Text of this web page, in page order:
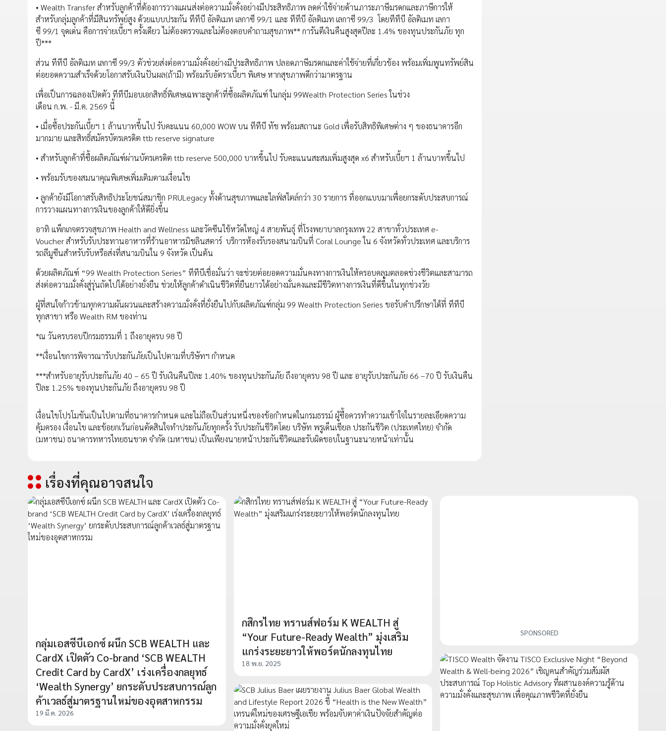
• Wealth Transfer สำหรับลูกค้าที่ต้องการวางแผนส่งต่อความมั่งคั่งอย่างมีประสิทธิภาพ ลดค่าใช้จ่ายด้านภาระภาษีมรดกและภาษีการให้
สำหรับกลุ่มลูกค้าที่มีสินทรัพย์สูง ด้วยแบบประกัน ทีทีบี อัลติเมท เลกาซี 99/1 และ ทีทีบี อัลติเมท เลกาซี 99/3 โดยทีทีบี อัลติเมท เลกา
ซี 99/1 จุดเด่น คือการจ่ายเบี้ยฯ ครั้งเดียว ไม่ต้องตรวจและไม่ต้องตอบคำถามสุขภาพ** การันตีเงินคืนสูงสุดปีละ 1.4% ของทุนประกันภัย ทุก
ปี***
ส่วน ทีทีบี อัลติเมท เลกาซี 99/3 ตัวช่วยส่งต่อความมั่งคั่งอย่างมีประสิทธิภาพ ปลอดภาษีมรดกและค่าใช้จ่ายที่เกี่ยวข้อง พร้อมเพิ่มพูนทรัพย์สิน
ต่อยอดความสำเร็จด้วยโอกาสรับเงินปันผล(ถ้ามี) พร้อมรับอัตราเบี้ยฯ พิเศษ หากสุขภาพดีกว่ามาตรฐาน
เพื่อเป็นการฉลองเปิดตัว ทีทีบีมอบเอกสิทธิ์พิเศษเฉพาะลูกค้าที่ซื้อผลิตภัณฑ์ ในกลุ่ม 99Wealth Protection Series ในช่วง
เดือน ก.พ. - มี.ค. 2569 นี้
• เมื่อซื้อประกันเบี้ยฯ 1 ล้านบาทขึ้นไป รับคะแนน 60,000 WOW บน ทีทีบี ทัช พร้อมสถานะ Gold เพื่อรับสิทธิพิเศษต่าง ๆ ของธนาคารอีก
มากมาย และสิทธิ์สมัครบัตรเครดิต ttb reserve signature
• สำหรับลูกค้าที่ซื้อผลิตภัณฑ์ผ่านบัตรเครดิต ttb reserve 500,000 บาทขึ้นไป รับคะแนนสะสมเพิ่มสูงสุด x6 สำหรับเบี้ยฯ 1 ล้านบาทขึ้นไป
• พร้อมรับของสมนาคุณพิเศษเพิ่มเติมตามเงื่อนไข
• ลูกค้ายังมีโอกาสรับสิทธิประโยชน์สมาชิก PRULegacy ทั้งด้านสุขภาพและไลฟ์สไตล์กว่า 30 รายการ ที่ออกแบบมาเพื่อยกระดับประสบการณ์
การวางแผนทางการเงินของลูกค้าให้ดียิ่งขึ้น
อาทิ แพ็กเกจตรวจสุขภาพ Health and Wellness และวัคซีนไข้หวัดใหญ่ 4 สายพันธุ์ ที่โรงพยาบาลกรุงเทพ 22 สาขาทั่วประเทศ e-
Voucher สำหรับรับประทานอาหารที่ร้านอาหารมิชลินสตาร์ บริการห้องรับรองสนามบินที่ Coral Lounge ใน 6 จังหวัดทั่วประเทศ​ และบริการ
รถลีมูซีนสำหรับรับหรือส่งที่สนามบินใน 9 จังหวัด เป็นต้น
ด้วยผลิตภัณฑ์ “99 Wealth Protection Series” ทีทีบีเชื่อมั่นว่า จะช่วยต่อยอดความมั่นคงทางการเงินให้ครอบคลุมตลอดช่วงชีวิตและสามารถ
ส่งต่อความมั่งคั่งสู่รุ่นถัดไปได้อย่างยั่งยืน ช่วยให้ลูกค้าดำเนินชีวิตที่ยืนยาวได้อย่างมั่นคงและมีชีวิตทางการเงินที่ดีขึ้นในทุกช่วงวัย
ผู้ที่สนใจก้าวข้ามทุกความผันผวนและสร้างความมั่งคั่งที่ยั่งยืนไปกับผลิตภัณฑ์กลุ่ม 99 Wealth Protection Series ขอรับคำปรึกษาได้ที่ ทีทีบี
ทุกสาขา หรือ Wealth RM ของท่าน
*ณ วันครบรอบปีกรมธรรมที่ 1 ถึงอายุครบ 98 ปี
**เงื่อนไขการพิจารณารับประกันภัยเป็นไปตามที่บริษัทฯ กำหนด
***สำหรับอายุรับประกันภัย 40 – 65 ปี รับเงินคืนปีละ 1.40% ของทุนประกันภัย ถึงอายุครบ 98 ปี และ อายุรับประกันภัย 66 –70 ปี รับเงินคืน
ปีละ 1.25% ของทุนประกันภัย ถึงอายุครบ 98 ปี
เงื่อนไขโปรโมชันเป็นไปตามที่ธนาคารกำหนด และไม่ถือเป็นส่วนหนึ่งของข้อกำหนดในกรมธรรม์ ผู้ซื้อควรทำความเข้าใจในรายละเอียดความ
คุ้มครอง เงื่อนไข และข้อยกเว้นก่อนตัดสินใจทำประกันภัยทุกครั้ง รับประกันชีวิตโดย บริษัท พรูเด็นเชียล ประกันชีวิต (ประเทศไทย) จำกัด
(มหาชน) ธนาคารทหารไทยธนชาต จำกัด (มหาชน) เป็นเพียงนายหน้าประกันชีวิตและรับผิดชอบในฐานะนายหน้าเท่านั้น
เรื่องที่คุณอาจสนใจ
กลุ่มเอสซีบีเอกซ์ ผนึก SCB WEALTH และ
CardX เปิดตัว Co-brand ‘SCB WEALTH
Credit Card by CardX’ เร่งเครื่องกลยุทธ์
‘Wealth Synergy’ ยกระดับประสบการณ์ลูก
ค้าเวลธ์สู่มาตรฐานใหม่ของอุตสาหกรรม
19 มี.ค. 2026
กสิกรไทย ทรานส์ฟอร์ม K WEALTH สู่
“Your Future-Ready Wealth” มุ่งเสริม
แกร่งระยะยาวให้พอร์ตนักลงทุนไทย
18 พ.ย. 2025
SPONSORED